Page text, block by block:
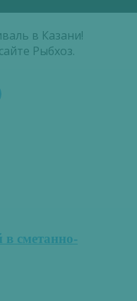
в Казани!
Рыбхоз.
сметанно-